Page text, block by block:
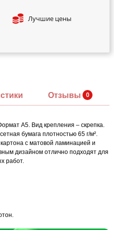
Лучшие цены
Отзывы
А5. Вид крепления – скрепка.
бумага плотностью 65 г/м².
c матовой ламинацией и
дизайном отлично подходят для
работ.